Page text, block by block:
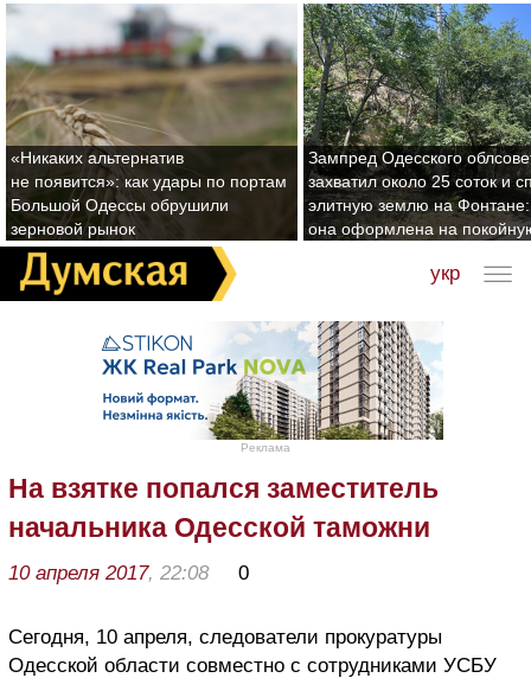
«Никаких альтернатив
не появится»: как удары по портам
Большой Одессы обрушили
зерновой рынок
Зампред Одесского
захватил около 25 соток и
элитную землю на Фонтане:
она оформлена на
укр
Реклама
На взятке попался заместитель
начальника Одесской таможни
10 апреля 2017, 22:08 0
Сегодня, 10 апреля, следователи прокуратуры
Одесской области совместно с сотрудниками УСБУ